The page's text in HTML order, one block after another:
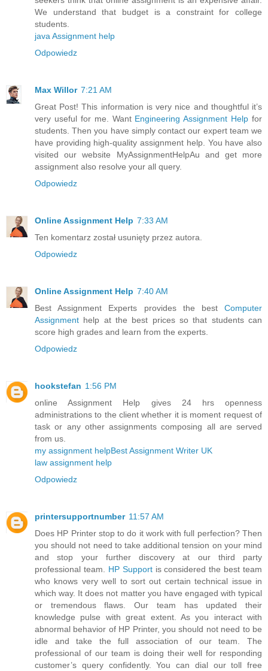
We understand that budget is a constraint for college
students.
java Assignment help
Odpowiedz
Max Willor 7:21 AM
Great Post! This information is very nice and thoughtful it’s
very useful for me. Want Engineering Assignment Help for
students. Then you have simply contact our expert team we
have providing high-quality assignment help. You have also
visited our website MyAssignmentHelpAu and get more
assignment also resolve your all query.
Odpowiedz
Online Assignment Help 7:33 AM
Ten komentarz został usunięty przez autora.
Odpowiedz
Online Assignment Help 7:40 AM
Best Assignment Experts provides the best Computer
Assignment help at the best prices so that students can
score high grades and learn from the experts.
Odpowiedz
hookstefan 1:56 PM
online Assignment Help gives 24 hrs openness
administrations to the client whether it is moment request of
task or any other assignments composing all are served
from us.
my assignment helpBest Assignment Writer UK
law assignment help
Odpowiedz
printersupportnumber 11:57 AM
Does HP Printer stop to do it work with full perfection? Then
you should not need to take additional tension on your mind
and stop your further discovery at our third party
professional team. HP Supportis considered the best team
who knows very well to sort out certain technical issue in
which way. It does not matter you have engaged with typical
or tremendous flaws. Our team has updated their
knowledge pulse with great extent. As you interact with
abnormal behavior of HP Printer, you should not need to be
idle and take the full association of our team. The
professional of our team is doing their well for responding
customer’s query confidently. You can dial our toll free